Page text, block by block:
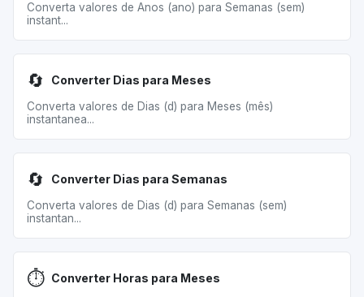
Converta valores de Anos (ano) para Semanas (sem)
instant...
🔄 Converter Dias para Meses
Converta valores de Dias (d) para Meses (mês)
instantanea...
🔄 Converter Dias para Semanas
Converta valores de Dias (d) para Semanas (sem)
instantan...
⏱️ Converter Horas para Meses